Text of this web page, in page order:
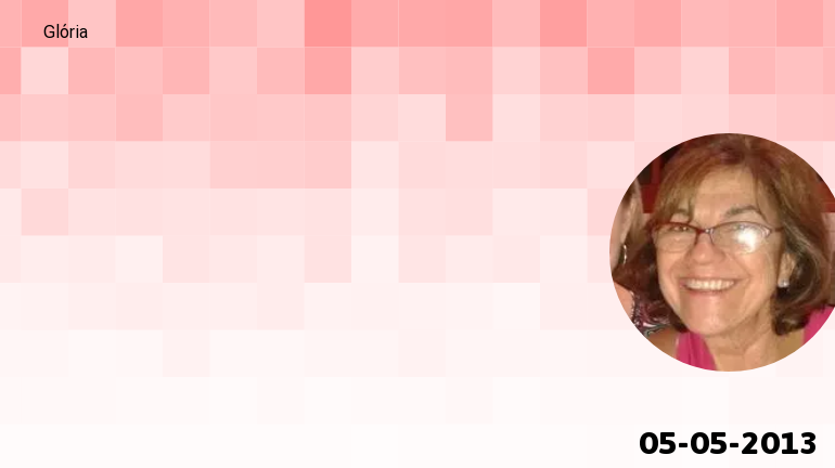
Glória
05-05-2013